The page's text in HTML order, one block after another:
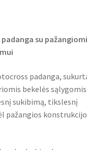
su
padanga,
bekelės
sukibimą, tikslesnį
pažangios